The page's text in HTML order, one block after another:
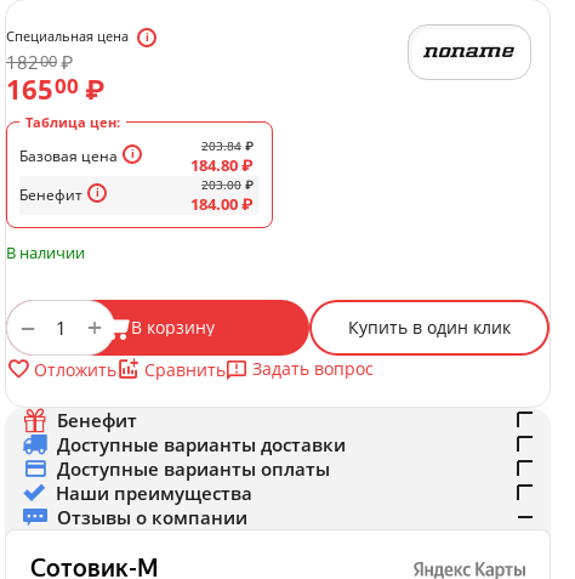
Специальная цена
18200₽
16500 ₽
Таблица цен:
Базовая цена
Бенефит
203.84 ₽
184.80₽
203.00 ₽
184.00₽
В наличии
+
− В корзину
Купить в один клик
Отложить
Сравнить Задать вопрос
Бенефит
Доступные варианты доставки
Доступные варианты оплаты
Наши преимущества
Отзывы о компании